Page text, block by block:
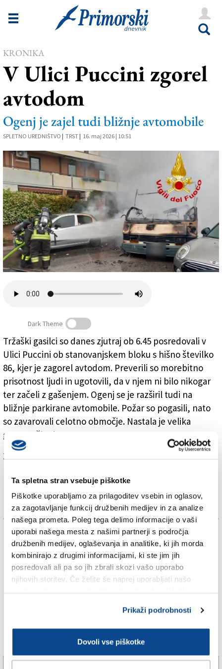
Ta spletna stran vsebuje piškotke
Piškotke uporabljamo za prilagoditev vsebin in oglasov,
za zagotavljanje funkcij družbenih medijev in za analize
našega prometa. Poleg tega delimo informacije o vaši
uporabi našega mesta z našimi partnerji s področja
družbenih medijev, oglaševanja in analitike, ki jih morda
kombinirajo z drugimi informacijami, ki ste jim jih
posredovali ali pa so jih zbrali skozi vašo uporabo
njihovih storitev. Če želite še naprej uporabljati našo
Prikaži podrobnosti
Dovoli vse piškotke
Novice
Goriška
Kultura
Šport
Še
Vreme
V Kioskih
Uredništvo
Oglasi
Založnik
Zadruga PD
Naročnine
KRONIKA
V Ulici Puccini zgorel
avtodom
Ogenj je zajel tudi bližnje avtomobile
SPLETNO UREDNIŠTVO | TRST | 16. maj 2026 | 10:51
Prizorišče požara (GASILCI)
Dark Theme
Tržaški gasilci so danes zjutraj ob 6.45 posredovali v
Ulici Puccini ob stanovanjskem bloku s hišno številko
86, kjer je zagorel avtodom. Preverili so morebitno
prisotnost ljudi in ugotovili, da v njem ni bilo nikogar
ter začeli z gašenjem. Ogenj se je razširil tudi na
bližnje parkirane avtomobile. Požar so pogasili, nato
so zavarovali celotno območje. Nastala je velika
gmotna škoda.
Za branje in pisanje komentarjev
TAGS:
KRONIKA
SPLETNO UREDNIŠTVO